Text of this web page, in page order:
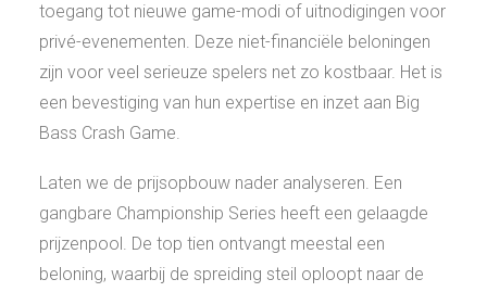
toegang tot nieuwe game-modi of uitnodigingen voor
privé-evenementen. Deze niet-financiële beloningen
zijn voor veel serieuze spelers net zo kostbaar. Het is
een bevestiging van hun expertise en inzet aan Big
Bass Crash Game.
Laten we de prijsopbouw nader analyseren. Een
gangbare Championship Series heeft een gelaagde
prijzenpool. De top tien ontvangt meestal een
beloning, waarbij de spreiding steil oploopt naar de